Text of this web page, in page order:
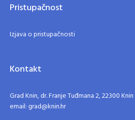
Pristupačnost
Izjava o pristupačnosti
Kontakt
Grad Knin, dr. Franje Tuđmana 2, 22300
email: grad@knin.hr